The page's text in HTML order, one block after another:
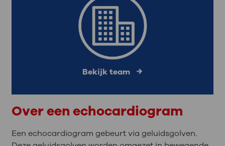
Bekijk team
Over een echocardiogram
Een echocardiogram gebeurt via geluidsgolven.